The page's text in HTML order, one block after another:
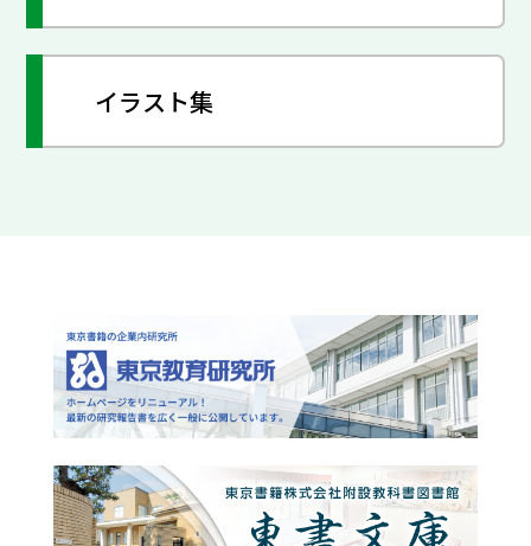
イラスト集